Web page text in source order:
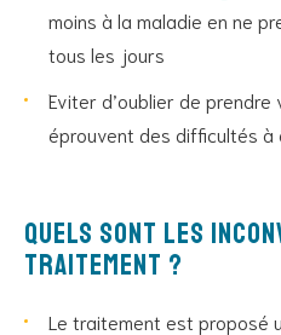
moins à la maladie en ne
tous les jours
Eviter d’oublier de prendre
éprouvent des difficultés à
Quels sont les
traitement ?
Le traitement est proposé